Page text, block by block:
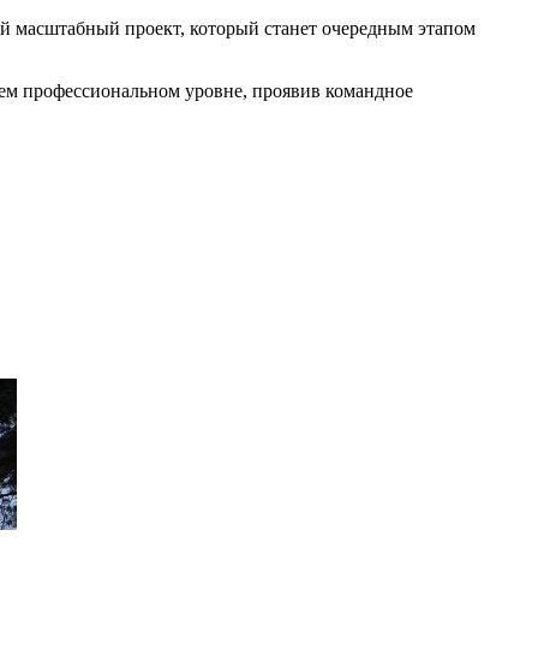
проект, который станет очередным этапом
профессиональном уровне, проявив командное